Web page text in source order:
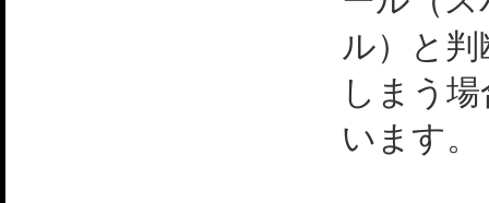
ル）と
しまう
います。